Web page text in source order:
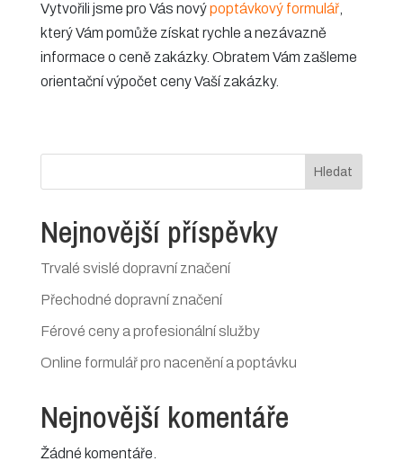
Vytvořili jsme pro Vás novýpoptávkový formulář,
který Vám pomůže získat rychle a nezávazně
informace o ceně zakázky. Obratem Vám zašleme
orientační výpočet ceny Vaší zakázky.
Hledat
Nejnovější příspěvky
Trvalé svislé dopravní značení
Přechodné dopravní značení
Férové ceny a profesionální služby
Online formulář pro nacenění a poptávku
Nejnovější komentáře
Žádné komentáře.